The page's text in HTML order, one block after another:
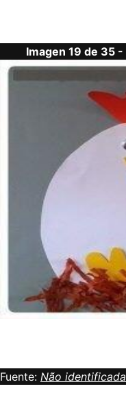
Imagen 19 de 35 -
Fuente: Não identificada